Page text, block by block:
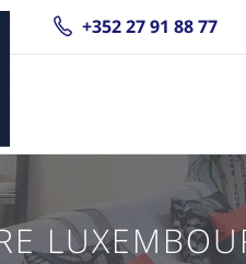
+352 27 91 88 77